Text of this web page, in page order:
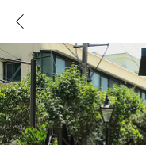
로그인
콘텐츠 리뷰 & 혜택